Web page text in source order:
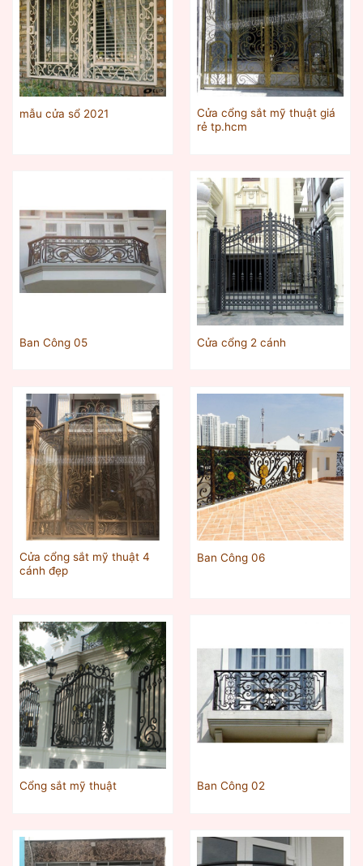
mẫu cửa sổ 2021
Cửa cổng sắt mỹ thuật giá
rẻ tp.hcm
Ban Công 05 Cửa cổng 2 cánh
Cửa cổng sắt mỹ thuật 4
cánh đẹp
Ban Công 06
Cổng sắt mỹ thuật Ban Công 02